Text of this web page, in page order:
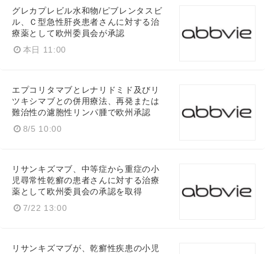
グレカプレビル水和物/ピブレンタスビ
ル、Ｃ型急性肝炎患者さんに対する治
療薬として欧州委員会が承認
本日 11:00
エプコリタマブとレナリドミド及びリ
ツキシマブとの併用療法、再発または
難治性の濾胞性リンパ腫で欧州承認
8/5 10:00
リサンキズマブ、中等症から重症の小
児尋常性乾癬の患者さんに対する治療
薬として欧州委員会の承認を取得
7/22 13:00
リサンキズマブが、乾癬性疾患の小児